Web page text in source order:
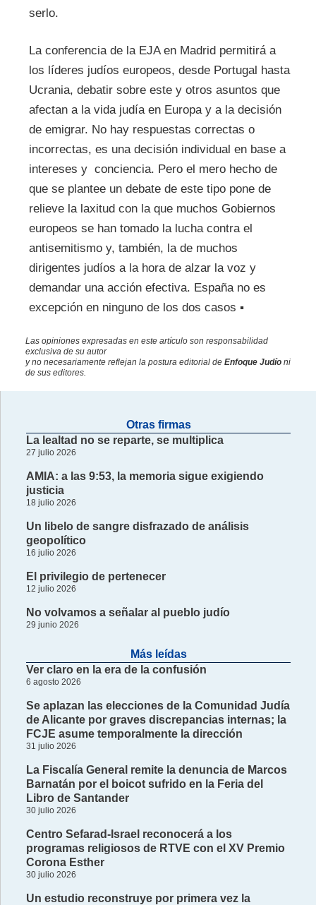
serlo.
La conferencia de la EJA en Madrid permitirá a
los líderes judíos europeos, desde Portugal hasta
Ucrania, debatir sobre este y otros asuntos que
afectan a la vida judía en Europa y a la decisión
de emigrar. No hay respuestas correctas o
incorrectas, es una decisión individual en base a
intereses y conciencia. Pero el mero hecho de
que se plantee un debate de este tipo pone de
relieve la laxitud con la que muchos Gobiernos
europeos se han tomado la lucha contra el
antisemitismo y, también, la de muchos
dirigentes judíos a la hora de alzar la voz y
demandar una acción efectiva. España no es
excepción en ninguno de los dos casos ▪
Las opiniones expresadas en este artículo son responsabilidad
exclusiva de su autor
y no necesariamente reflejan la postura editorial de Enfoque Judíoni
de sus editores.
Otras firmas
La lealtad no se reparte, se multiplica
27 julio 2026
AMIA: a las 9:53, la memoria sigue exigiendo
justicia
18 julio 2026
Un libelo de sangre disfrazado de análisis
geopolítico
16 julio 2026
El privilegio de pertenecer
12 julio 2026
No volvamos a señalar al pueblo judío
29 junio 2026
Más leídas
Ver claro en la era de la confusión
6 agosto 2026
Se aplazan las elecciones de la Comunidad Judía
de Alicante por graves discrepancias internas; la
FCJE asume temporalmente la dirección
31 julio 2026
La Fiscalía General remite la denuncia de Marcos
Barnatán por el boicot sufrido en la Feria del
Libro de Santander
30 julio 2026
Centro Sefarad-Israel reconocerá a los
programas religiosos de RTVE con el XV Premio
Corona Esther
30 julio 2026
Un estudio reconstruye por primera vez la